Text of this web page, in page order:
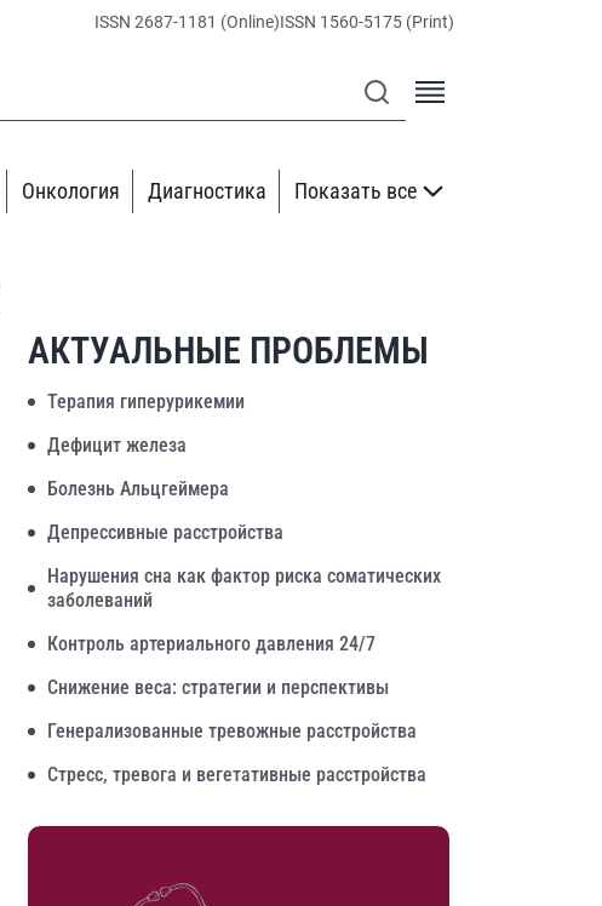
ISSN 2687-1181 (Online)ISSN 1560-5175 (Print)
Онкология Диагностика Показать все
АКТУАЛЬНЫЕ ПРОБЛЕМЫ
Терапия гиперурикемии
Дефицит железа
Болезнь Альцгеймера
Депрессивные расстройства
Нарушения сна как фактор риска соматических
заболеваний
Контроль артериального давления 24/7
Снижение веса: стратегии и перспективы
Генерализованные тревожные расстройства
Стресс, тревога и вегетативные расстройства